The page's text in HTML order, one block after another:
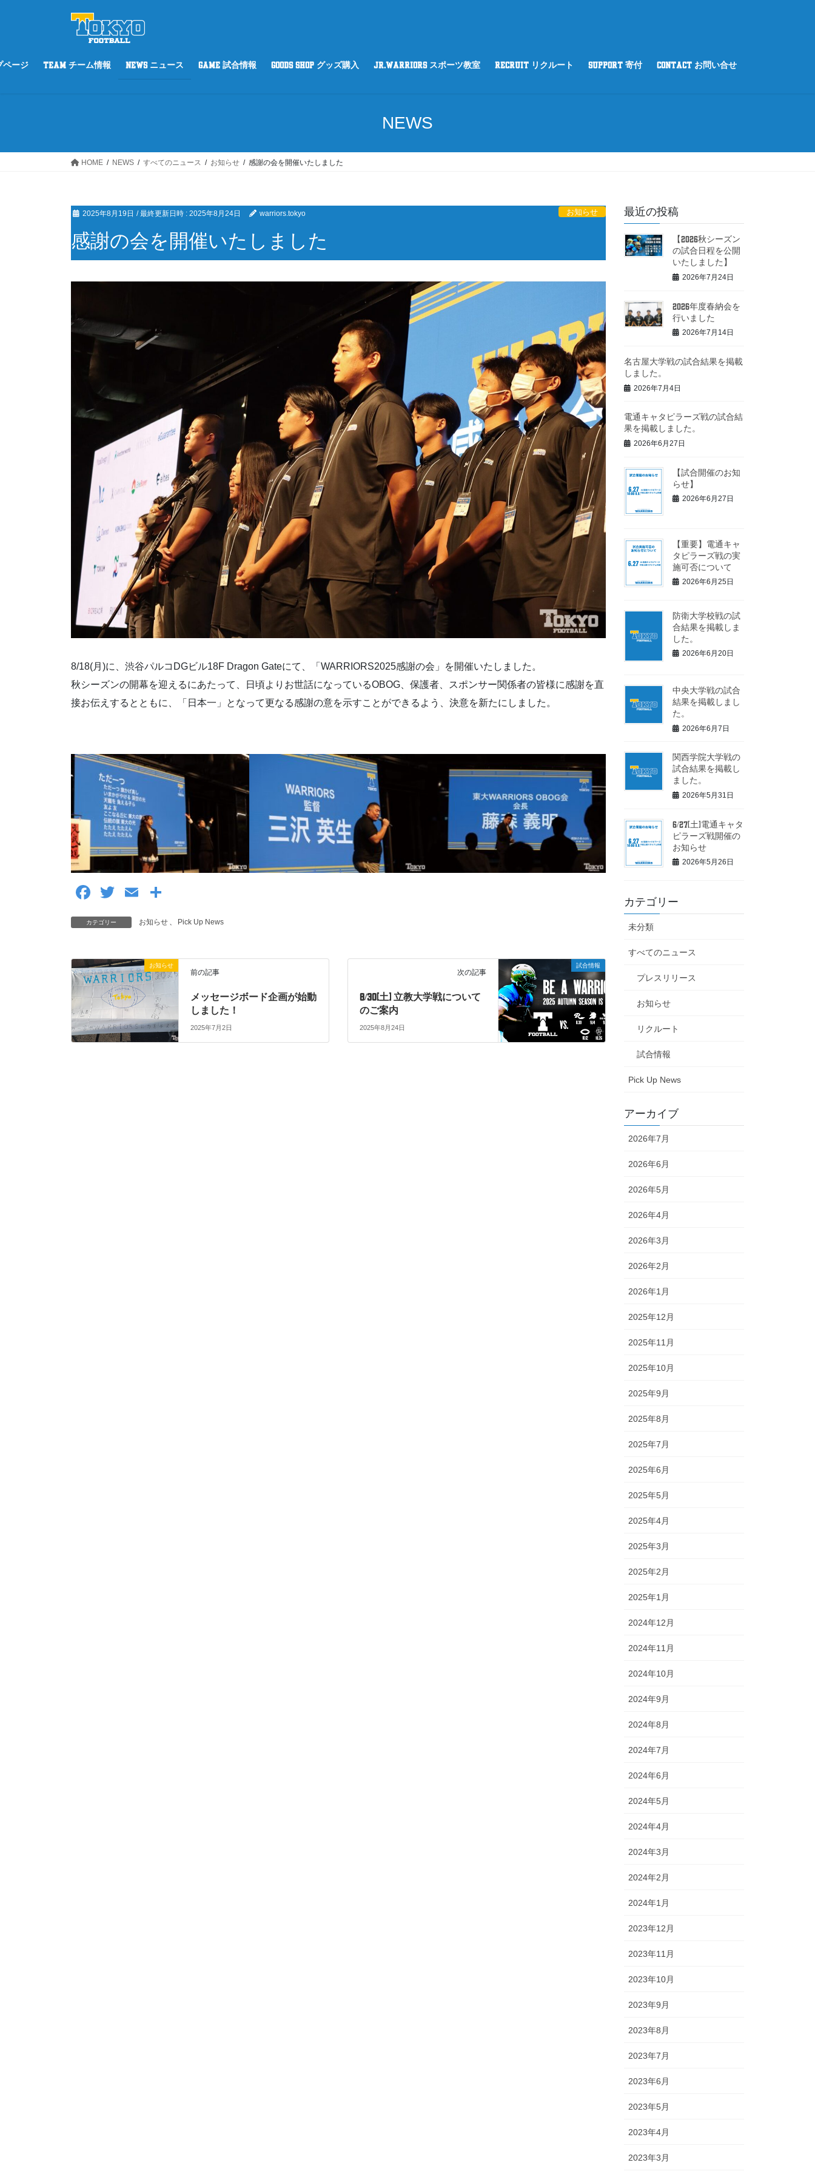
ツ
シページ TEAM チーム情報 NEWS ニュース GAME 試合情報 GOODS SHOP グッズ購入 Jr.WARRIORS スポーツ教室 RECRUIT リクルート SUPPORT 寄付 CONTACT お問い合せ
NEWS
HOME NEWS すべてのニュース お知らせ 感謝の会を開催いたしました
2025年8月19日 / 最終更新日時 : 2025年8月24日 warriors.tokyo お知らせ
感謝の会を開催いたしました
8/18(月)に、渋谷パルコDGビル18F Dragon Gateにて、「WARRIORS2025感謝の会」を開催いたしました。
秋シーズンの開幕を迎えるにあたって、日頃よりお世話になっているOBOG、保護者、スポンサー関係者の皆様に感謝を直
接お伝えするとともに、「日本一」となって更なる感謝の意を示すことができるよう、決意を新たにしました。
F
a
c
b
o
o
k
T
wi
tt
E
ail
カテゴリー お知らせ Pick Up News
お知らせ
前の記事
メッセージボード企画が始動
しました！
2025年7月2日
試合情報
次の記事
8/30(土) 立教大学戦について
のご案内
2025年8月24日
最近の投稿
【2026秋シーズン
の試合日程を公開
いたしました】
2026年7月24日
2026年度春納会を
行いました
2026年7月14日
名古屋大学戦の試合結果を掲載
しました。
2026年7月4日
電通キャタピラーズ戦の試合結
果を掲載しました。
2026年6月27日
【試合開催のお知
らせ】
2026年6月27日
【重要】電通キャ
タピラーズ戦の実
施可否について
2026年6月25日
防衛大学校戦の試
合結果を掲載しま
した。
2026年6月20日
中央大学戦の試合
結果を掲載しまし
た。
2026年6月7日
関西学院大学戦の
試合結果を掲載し
ました。
2026年5月31日
6/27(土)電通キャタ
ピラーズ戦開催の
お知らせ
2026年5月26日
カテゴリー
未分類
すべてのニュース
プレスリリース
お知らせ
リクルート
試合情報
Pick Up News
アーカイブ
2026年7月
2026年6月
2026年5月
2026年4月
2026年3月
2026年2月
2026年1月
2025年12月
2025年11月
2025年10月
2025年9月
2025年8月
2025年7月
2025年6月
2025年5月
2025年4月
2025年3月
2025年2月
2025年1月
2024年12月
2024年11月
2024年10月
2024年9月
2024年8月
2024年7月
2024年6月
2024年5月
2024年4月
2024年3月
2024年2月
2024年1月
2023年12月
2023年11月
2023年10月
2023年9月
2023年8月
2023年7月
2023年6月
2023年5月
2023年4月
2023年3月